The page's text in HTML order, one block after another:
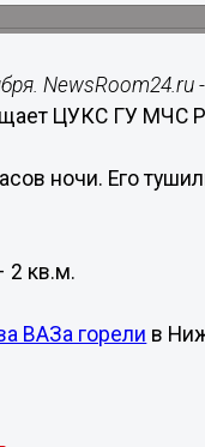
NewsRoom24.ru
ЦУКС ГУ МЧС
ночи. Его
2 кв.м.
ВАЗа горели в